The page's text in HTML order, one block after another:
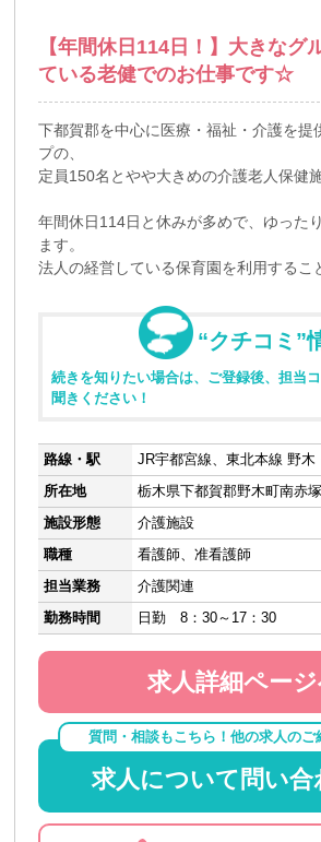
【年間休日114日！】大きなグ
ている老健でのお仕事です☆
下都賀郡を中心に医療・福祉・介護を提
プの、
定員150名とやや大きめの介護老人保健
年間休日114日と休みが多めで、ゆった
ます。
法人の経営している保育園を利用するこ
“クチコミ”
続きを知りたい場合は、ご登録後、担当
聞きください！
路線・駅
JR宇都宮線、東北本線 野木
所在地
栃木県下都賀郡野木町南赤
施設形態
介護施設
職種
看護師、准看護師
担当業務
介護関連
勤務時間
日勤 8：30～17：30
求人詳細ペー
質問・相談もこちら！他の求人のご
求人について問い合